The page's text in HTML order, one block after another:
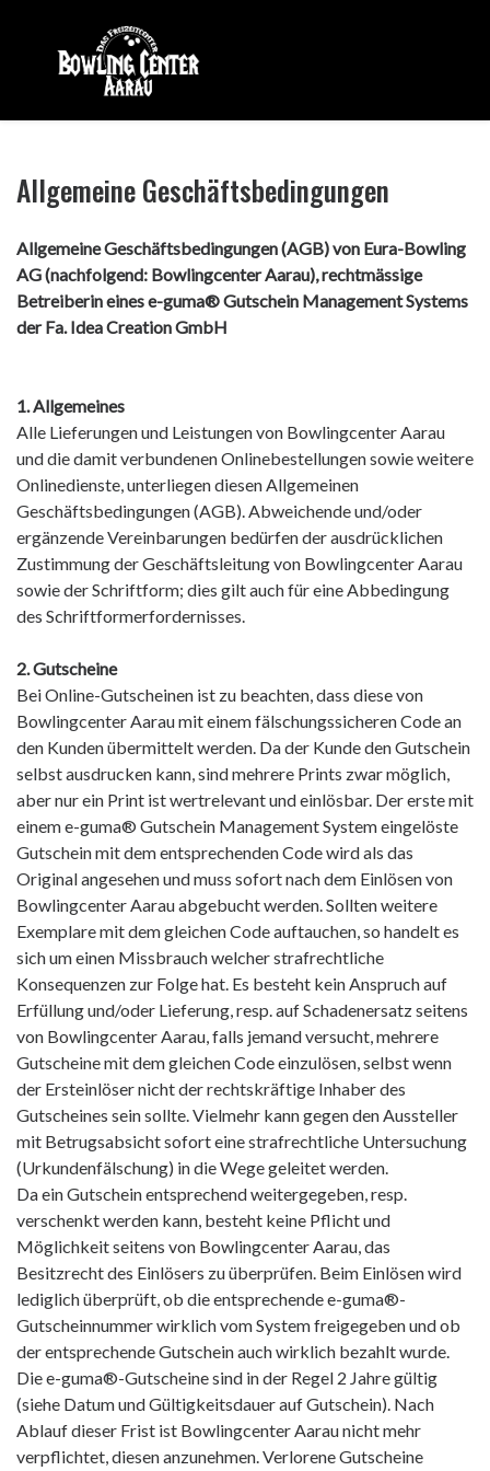
Allgemeine Geschäftsbedingungen
Allgemeine Geschäftsbedingungen (AGB) von Eura-Bowling
AG (nachfolgend: Bowlingcenter Aarau), rechtmässige
Betreiberin eines e-guma® Gutschein Management Systems
der Fa. Idea Creation GmbH
1. Allgemeines
Alle Lieferungen und Leistungen von Bowlingcenter Aarau
und die damit verbundenen Onlinebestellungen sowie weitere
Onlinedienste, unterliegen diesen Allgemeinen
Geschäftsbedingungen (AGB). Abweichende und/oder
ergänzende Vereinbarungen bedürfen der ausdrücklichen
Zustimmung der Geschäftsleitung von Bowlingcenter Aarau
sowie der Schriftform; dies gilt auch für eine Abbedingung
des Schriftformerfordernisses.
2. Gutscheine
Bei Online-Gutscheinen ist zu beachten, dass diese von
Bowlingcenter Aarau mit einem fälschungssicheren Code an
den Kunden übermittelt werden. Da der Kunde den Gutschein
selbst ausdrucken kann, sind mehrere Prints zwar möglich,
aber nur ein Print ist wertrelevant und einlösbar. Der erste mit
einem e-guma® Gutschein Management System eingelöste
Gutschein mit dem entsprechenden Code wird als das
Original angesehen und muss sofort nach dem Einlösen von
Bowlingcenter Aarau abgebucht werden. Sollten weitere
Exemplare mit dem gleichen Code auftauchen, so handelt es
sich um einen Missbrauch welcher strafrechtliche
Konsequenzen zur Folge hat. Es besteht kein Anspruch auf
Erfüllung und/oder Lieferung, resp. auf Schadenersatz seitens
von Bowlingcenter Aarau, falls jemand versucht, mehrere
Gutscheine mit dem gleichen Code einzulösen, selbst wenn
der Ersteinlöser nicht der rechtskräftige Inhaber des
Gutscheines sein sollte. Vielmehr kann gegen den Aussteller
mit Betrugsabsicht sofort eine strafrechtliche Untersuchung
(Urkundenfälschung) in die Wege geleitet werden.
Da ein Gutschein entsprechend weitergegeben, resp.
verschenkt werden kann, besteht keine Pflicht und
Möglichkeit seitens von Bowlingcenter Aarau, das
Besitzrecht des Einlösers zu überprüfen. Beim Einlösen wird
lediglich überprüft, ob die entsprechende e-guma®-
Gutscheinnummer wirklich vom System freigegeben und ob
der entsprechende Gutschein auch wirklich bezahlt wurde.
Die e-guma®-Gutscheine sind in der Regel 2 Jahre gültig
(siehe Datum und Gültigkeitsdauer auf Gutschein). Nach
Ablauf dieser Frist ist Bowlingcenter Aarau nicht mehr
verpflichtet, diesen anzunehmen. Verlorene Gutscheine